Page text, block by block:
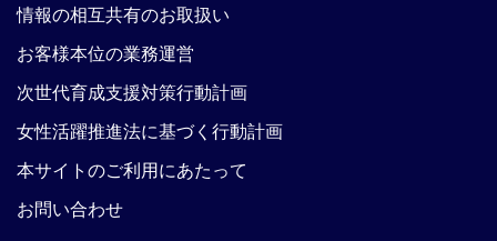
情報の相互共有のお取扱い
お客様本位の業務運営
次世代育成支援対策行動計画
女性活躍推進法に基づく行動計画
本サイトのご利用にあたって
お問い合わせ